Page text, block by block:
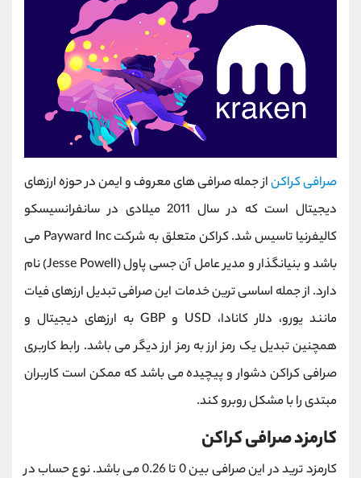
صرافی کراکناز جمله صرافی های معروف و ایمن در حوزه ارزهای
دیجیتال است که در سال 2011 میلادی در سانفرانسیسکو
کالیفرنیا تاسیس شد. کراکن متعلق به شرکت Payward Inc می
باشد و بنیانگذار و مدیر عامل آن جسی پاول (Jesse Powell) نام
دارد. از جمله اساسی ترین خدمات این صرافی تبدیل ارزهای فیات
مانند یورو، دلار کانادا، USD و GBP به ارزهای دیجیتال و
همچنین تبدیل یک رمز ارز به رمز ارز دیگر می باشد. رابط کاربری
صرافی کراکن دشوار و پیچیده می باشد که ممکن است کاربران
مبتدی را با مشکل روبرو کند.
کارمزد صرافی کراکن
کارمزد ترید در این صرافی بین 0 تا 0.26 می باشد. نوع حساب در